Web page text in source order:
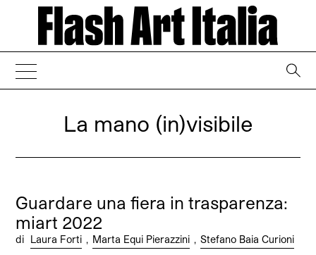
La mano (in)visibile
Guardare una fiera in trasparenza:
miart 2022
di Laura Forti , Marta Equi Pierazzini , Stefano Baia Curioni